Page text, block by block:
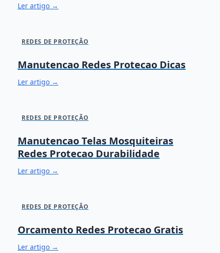
Ler artigo →
REDES DE PROTEÇÃO
Manutencao Redes Protecao Dicas
Ler artigo →
REDES DE PROTEÇÃO
Manutencao Telas Mosquiteiras
Redes Protecao Durabilidade
Ler artigo →
REDES DE PROTEÇÃO
Orcamento Redes Protecao Gratis
Ler artigo →